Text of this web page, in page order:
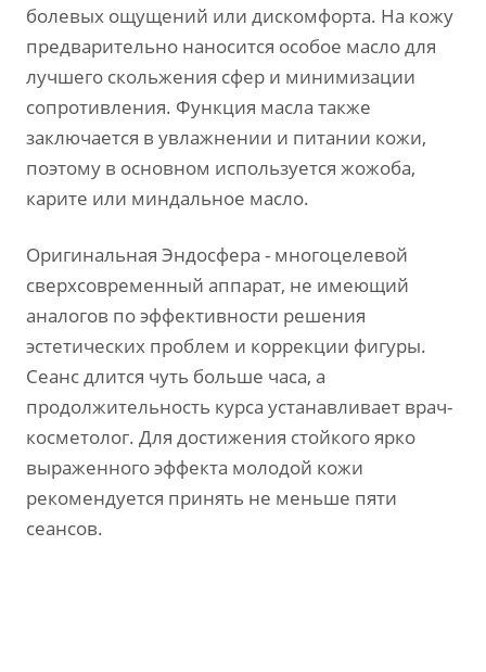
болевых ощущений или дискомфорта. На кожу
предварительно наносится особое масло для
лучшего скольжения сфер и минимизации
сопротивления. Функция масла также
заключается в увлажнении и питании кожи,
поэтому в основном используется жожоба,
карите или миндальное масло.
Оригинальная Эндосфера - многоцелевой
сверхсовременный аппарат, не имеющий
аналогов по эффективности решения
эстетических проблем и коррекции фигуры.
Сеанс длится чуть больше часа, а
продолжительность курса устанавливает врач-
косметолог. Для достижения стойкого ярко
выраженного эффекта молодой кожи
рекомендуется принять не меньше пяти
сеансов.